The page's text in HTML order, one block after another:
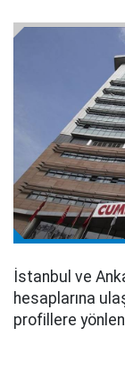
İstanbul ve
hesaplarına
profillere